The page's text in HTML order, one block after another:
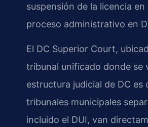
suspensión de la licencia
proceso administrativo en
El DC Superior Court,
tribunal unificado donde se
estructura judicial de DC
tribunales municipales
incluido el DUI, van